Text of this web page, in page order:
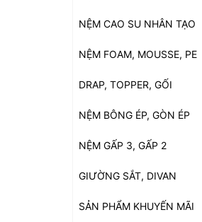
NỆM CAO SU NHÂN TẠO
NỆM FOAM, MOUSSE, PE
DRAP, TOPPER, GỐI
NỆM BÔNG ÉP, GÒN ÉP
NỆM GẤP 3, GẤP 2
GIƯỜNG SẮT, DIVAN
SẢN PHẨM KHUYẾN MÃI